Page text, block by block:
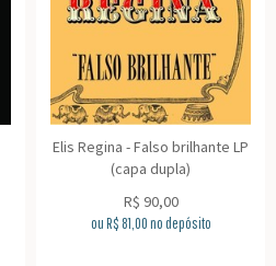
Elis Regina - Falso brilhante LP
(capa dupla)
R$ 90,00
ou R$ 81,00no depósito